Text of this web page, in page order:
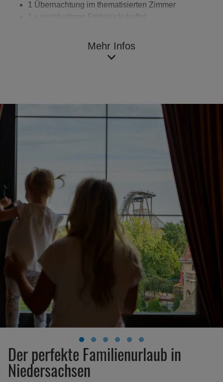
1 Übernachtung im thematisierten Zimmer
1 x reichhaltiges Frühstücksbuffet
Erlebe Deinen Ferienpark-Aufenthalt in Niedersachsen!
Mehr Infos
Der perfekte Familienurlaub in
Niedersachsen